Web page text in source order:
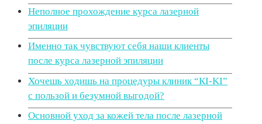
Неполное прохождение курса лазерной
эпиляции
Именно так чувствуют себя наши клиенты
после курса лазерной эпиляции
Хочешь ходишь на процедуры клиник “КI-KI”
с пользой и безумной выгодой?
Основной уход за кожей тела после лазерной